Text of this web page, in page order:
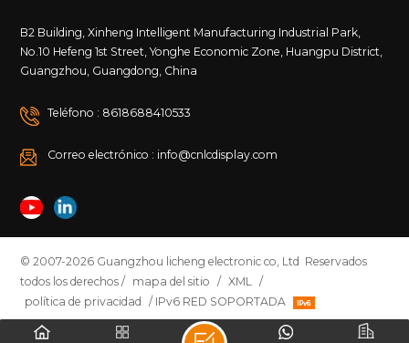
B2 Building, Xinheng Intelligent Manufacturing Industrial Park,
No.10 Hefeng 1st Street, Yonghe Economic Zone, Huangpu District,
Guangzhou, Guangdong, China
Teléfono : 8618688410533
Correo electrónico : info@cnlcdisplay.com
© 2007-2026 Guangzhou licheng electronic co, Ltd Reservados
todos los derechos / mapa del sitio / XML
/
política de privacidad
/ IPv6 RED SOPORTADA